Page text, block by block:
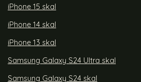
iPhone 15 skal
iPhone 14 skal
iPhone 13 skal
Samsung Galaxy S24 Ultra skal
Samsung Galaxy S24 skal